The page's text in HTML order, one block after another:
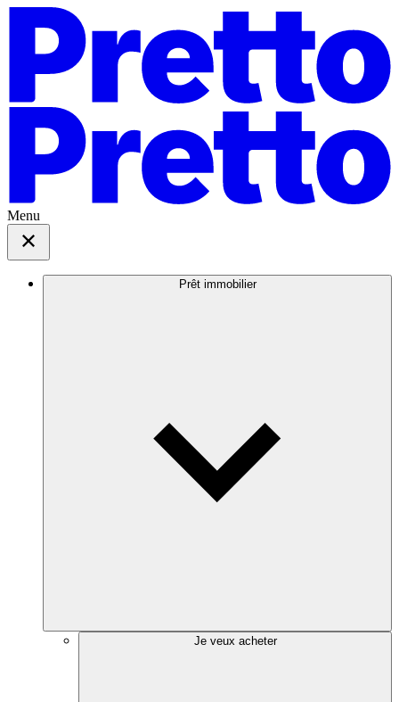
Menu
Prêt immobilier
Je veux acheter